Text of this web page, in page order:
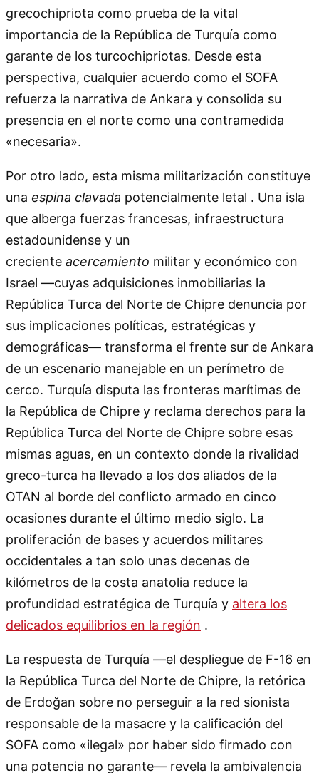
grecochipriota como prueba de la vital
importancia de la República de Turquía como
garante de los turcochipriotas. Desde esta
perspectiva, cualquier acuerdo como el SOFA
refuerza la narrativa de Ankara y consolida su
presencia en el norte como una contramedida
«necesaria».
Por otro lado, esta misma militarización constituye
una espina clavada potencialmente letal . Una isla
que alberga fuerzas francesas, infraestructura
estadounidense y un
creciente acercamiento militar y económico con
Israel —cuyas adquisiciones inmobiliarias la
República Turca del Norte de Chipre denuncia por
sus implicaciones políticas, estratégicas y
demográficas— transforma el frente sur de Ankara
de un escenario manejable en un perímetro de
cerco. Turquía disputa las fronteras marítimas de
la República de Chipre y reclama derechos para la
República Turca del Norte de Chipre sobre esas
mismas aguas, en un contexto donde la rivalidad
greco-turca ha llevado a los dos aliados de la
OTAN al borde del conflicto armado en cinco
ocasiones durante el último medio siglo. La
proliferación de bases y acuerdos militares
occidentales a tan solo unas decenas de
kilómetros de la costa anatolia reduce la
profundidad estratégica de Turquía y altera los
delicados equilibrios en la región .
La respuesta de Turquía —el despliegue de F-16 en
la República Turca del Norte de Chipre, la retórica
de Erdoğan sobre no perseguir a la red sionista
responsable de la masacre y la calificación del
SOFA como «ilegal» por haber sido firmado con
una potencia no garante— revela la ambivalencia